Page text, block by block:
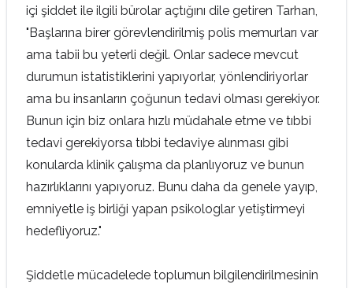
içi şiddet ile ilgili bürolar açtığını dile getiren Tarhan,
"Başlarına birer görevlendirilmiş polis memurları var
ama tabii bu yeterli değil. Onlar sadece mevcut
durumun istatistiklerini yapıyorlar, yönlendiriyorlar
ama bu insanların çoğunun tedavi olması gerekiyor.
Bunun için biz onlara hızlı müdahale etme ve tıbbi
tedavi gerekiyorsa tıbbi tedaviye alınması gibi
konularda klinik çalışma da planlıyoruz ve bunun
hazırlıklarını yapıyoruz. Bunu daha da genele yayıp,
emniyetle iş birliği yapan psikologlar yetiştirmeyi
hedefliyoruz."
Şiddetle mücadelede toplumun bilgilendirilmesinin